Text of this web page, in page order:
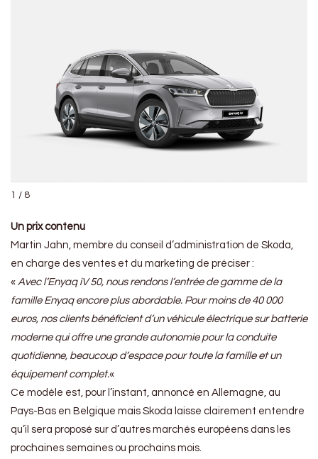
1 / 8
Un prix contenu
Martin Jahn, membre du conseil d’administration de Skoda,
en charge des ventes et du marketing de préciser :
« Avec l’Enyaq iV 50, nous rendons l’entrée de gamme de la
famille Enyaq encore plus abordable. Pour moins de 40 000
euros, nos clients bénéficient d’un véhicule électrique sur batterie
moderne qui offre une grande autonomie pour la conduite
quotidienne, beaucoup d’espace pour toute la famille et un
équipement complet.«
Ce modèle est, pour l’instant, annoncé en Allemagne, au
Pays-Bas en Belgique mais Skoda laisse clairement entendre
qu’il sera proposé sur d’autres marchés européens dans les
prochaines semaines ou prochains mois.